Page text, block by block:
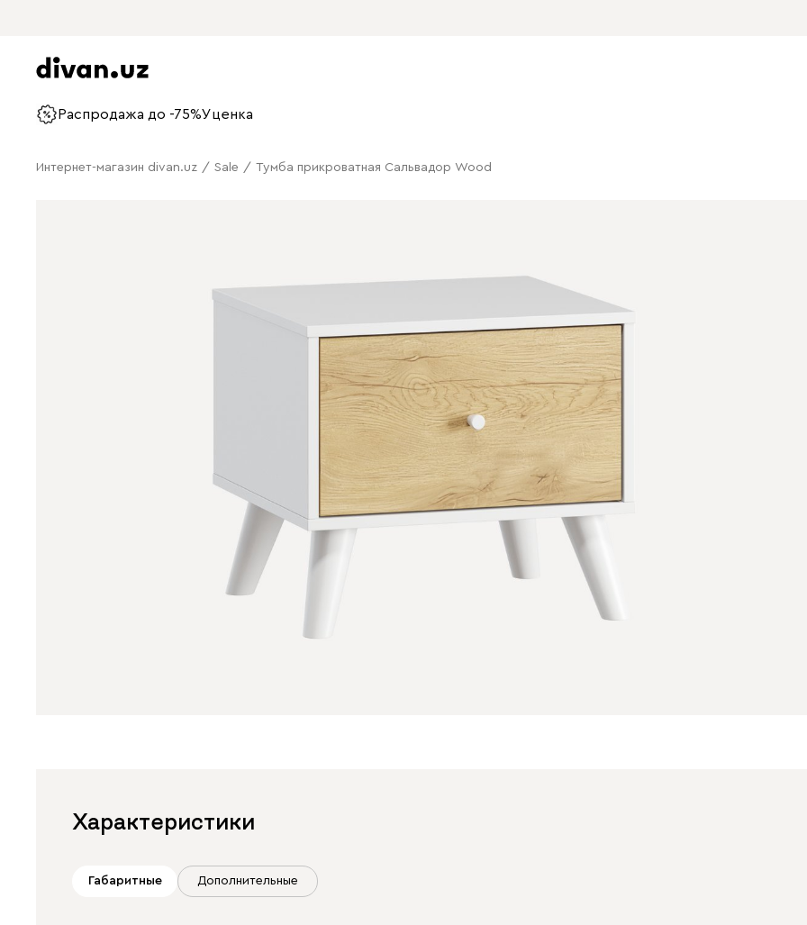
Распродажа до -75%Уценка
Интернет-магазин divan.uz / Sale / Тумба прикроватная Сальвадор Wood
Характеристики
Габаритные Дополнительные